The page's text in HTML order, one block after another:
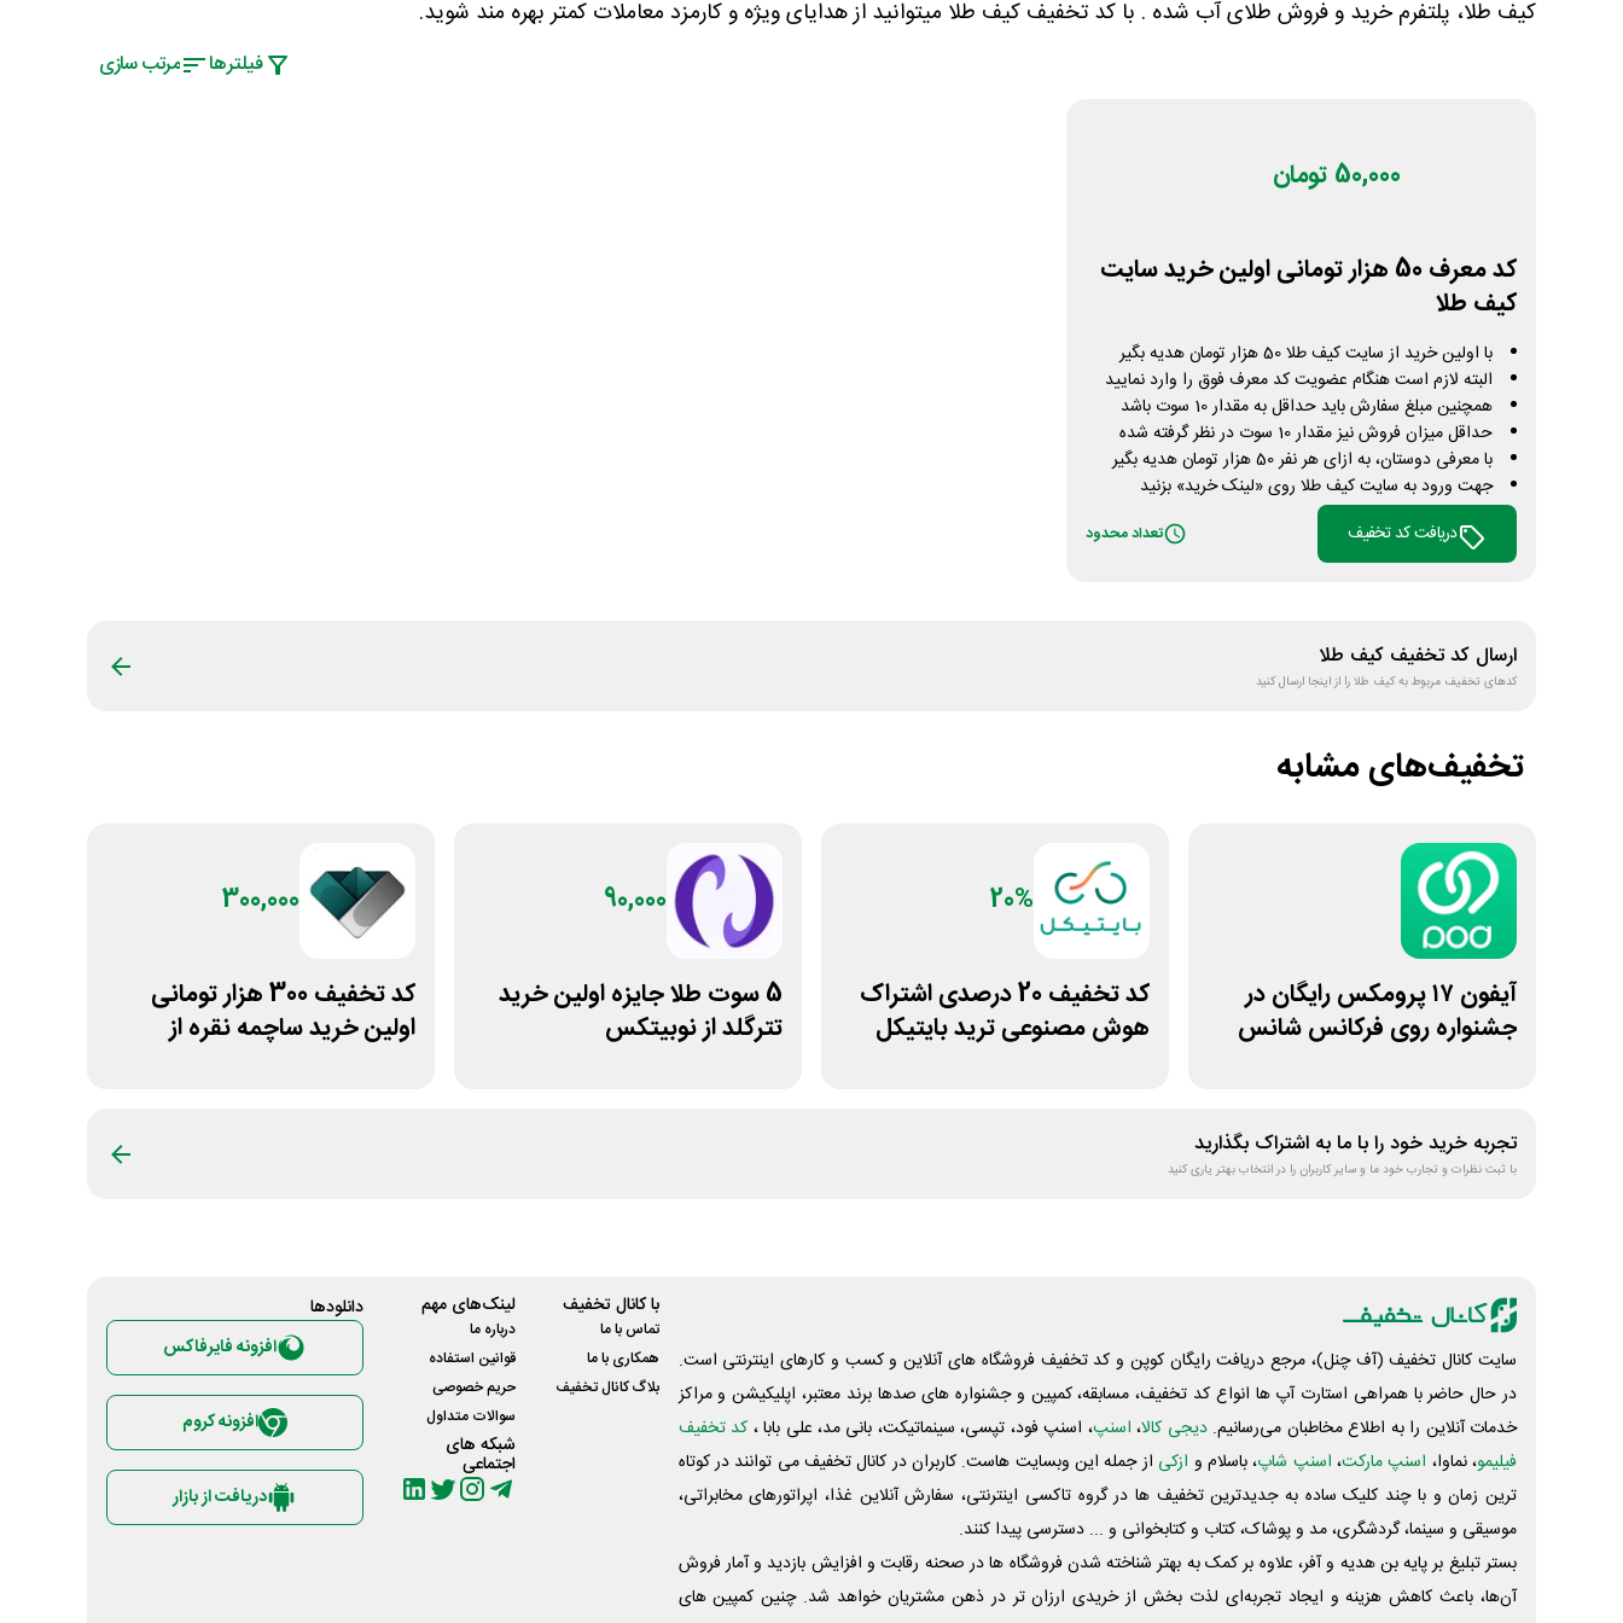
کیف طلا، پلتفرم خرید و فروش طلای آب شده . با کد تخفیف کیف طلا میتوانید از هدایای ویژه و کارمزد معاملات کمتر بهره مند شوید.
فیلتر‌ها مرتب سازی
50,000 تومان
کد معرف 50 هزار تومانی اولین خرید سایت
کیف طلا
با اولین خرید از سایت کیف طلا 50 هزار تومان هدیه بگیر
البته لازم است هنگام عضویت کد معرف فوق را وارد نمایید
همچنین مبلغ سفارش باید حداقل به مقدار 10 سوت باشد
حداقل میزان فروش نیز مقدار 10 سوت در نظر گرفته شده
با معرفی دوستان، به ازای هر نفر 50 هزار تومان هدیه بگیر
جهت ورود به سایت کیف طلا روی «لینک خرید» بزنید
دریافت کد تخفیف
تعداد محدود
ارسال کد تخفیف کیف طلا
کدهای تخفیف مربوط بهکیف طلارا از اینجا ارسال کنید
تخفیف‌های مشابه
آیفون ۱۷ پرومکس رایگان در
جشنواره روی فرکانس شانس
20%
کد تخفیف 20 درصدی اشتراک
هوش مصنوعی ترید بایتیکل
90,000
5 سوت طلا جایزه اولین خرید
تترگلد از نوبیتکس
300,000
کد تخفیف 300 هزار تومانی
اولین خرید ساچمه نقره از
تجربه خرید خود را با ما به اشتراک بگذارید
با ثبت نظرات و تجارب خود ما و سایر کاربران را در انتخاب بهتر یاری کنید
سایت کانال تخفیف (آف چنل)، مرجع دریافت رایگان کوپن و کد تخفیف فروشگاه های آنلاین و کسب و‌ کارهای اینترنتی است.
در حال حاضر با همراهی استارت آپ ها انواع کد تخفیف، مسابقه، کمپین و جشنواره های صدها برند معتبر، اپلیکیشن و مراکز
خدمات آنلاین را به اطلاع مخاطبان می‌رسانیم. دیجی کالا، اسنپ، اسنپ فود، تپسی، سینماتیکت، بانی مد، علی‌ بابا ، کد تخفیف
فیلیمو، نماوا، اسنپ مارکت، اسنپ شاپ، باسلام و ازکی از جمله این وبسایت ‌هاست. کاربران در کانال تخفیف می توانند در کوتاه
ترین زمان و با چند کلیک ساده به جدیدترین تخفیف ها در گروه تاکسی اینترنتی، سفارش آنلاین غذا، اپراتورهای مخابراتی،
موسیقی و سینما، گردشگری، مد و پوشاک، کتاب و کتابخوانی و ... دسترسی پیدا کنند.
بستر تبلیغ بر پایه بن هدیه و آفر، علاوه بر کمک به بهتر شناخته شدن فروشگاه ها در صحنه رقابت و افزایش بازدید و آمار فروش
آن‌ها، باعث کاهش هزینه و ایجاد تجربه‌ای لذت بخش از خریدی ارزان تر در ذهن مشتریان خواهد شد. چنین کمپین های
با کانال تخفیف
تماس با ما
همکاری با ما
بلاگ کانال تخفیف
لینک‌های مهم
درباره ما
قوانین استفاده
حریم خصوصی
سوالات متداول
شبکه های
اجتماعی
دانلود‌ها
افزونه فایرفاکس
افزونه کروم
دریافت از بازار